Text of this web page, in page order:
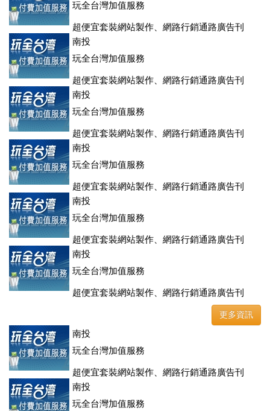
玩全台灣加值服務
超便宜套裝網站製作、網路行銷通路廣告刊
登、訂房系統、客房委託旅行社銷售，全面優惠中....
南投
玩全台灣加值服務
超便宜套裝網站製作、網路行銷通路廣告刊
登、訂房系統、客房委託旅行社銷售，全面優惠中....
南投
玩全台灣加值服務
超便宜套裝網站製作、網路行銷通路廣告刊
登、訂房系統、客房委託旅行社銷售，全面優惠中....
南投
玩全台灣加值服務
超便宜套裝網站製作、網路行銷通路廣告刊
登、訂房系統、客房委託旅行社銷售，全面優惠中....
南投
玩全台灣加值服務
超便宜套裝網站製作、網路行銷通路廣告刊
登、訂房系統、客房委託旅行社銷售，全面優惠中....
南投
玩全台灣加值服務
超便宜套裝網站製作、網路行銷通路廣告刊
登、訂房系統、客房委託旅行社銷售，全面優惠中....
更多資訊
南投
玩全台灣加值服務
超便宜套裝網站製作、網路行銷通路廣告刊
登、訂房系統、客房委託旅行社銷售，全面優惠中....
南投
玩全台灣加值服務